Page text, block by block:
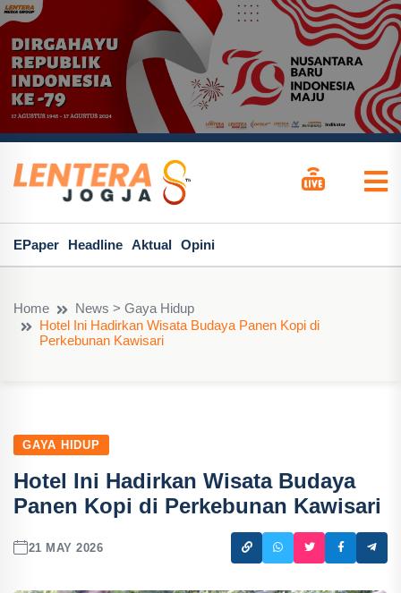
EPaper Headline Aktual Opini
Home
News > Gaya Hidup
Hotel Ini Hadirkan Wisata Budaya Panen Kopi di
Perkebunan Kawisari
GAYA HIDUP
Hotel Ini Hadirkan Wisata Budaya
Panen Kopi di Perkebunan Kawisari
21 MAY 2026